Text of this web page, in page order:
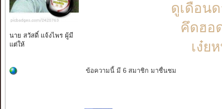
นาย สวัสดิ์ แจ้งไพร ผู้มี
แต่ให้
ดูเดือน
คึดฮอ
เง๋ย
ข้อความนี้ มี 6 สมาชิก มาชื่นชม